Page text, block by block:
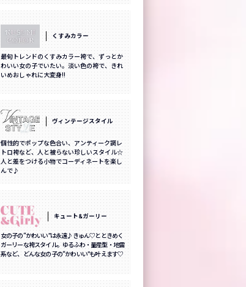
くすみカラー
最旬トレンドのくすみカラー袴で、ずっとか
わいい女の子でいたい。淡い色の袴で、きれ
いめおしゃれに大変身!!
ヴィンテージスタイル
個性的でポップな色合い、アンティーク調レ
トロ袴など、人と被らない珍しいスタイル☆
人と差をつける小物でコーディネートを楽し
んで♪
キュート&ガーリー
女の子の“かわいい”は永遠♪きゅん♡とときめく
ガーリーな袴スタイル。ゆるふわ・量産型・地雷
系など、どんな女の子の“かわいい”も叶えます♡